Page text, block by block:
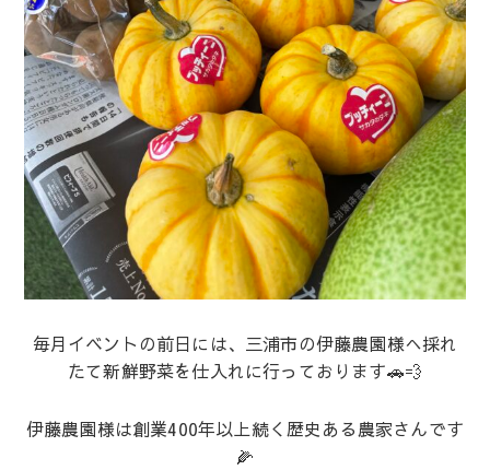
毎月イベントの前日には、三浦市の伊藤農園様へ採れ
たて新鮮野菜を仕入れに行っております🚗💨
伊藤農園様は創業400年以上続く歴史ある農家さんです
🌽